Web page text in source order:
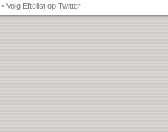
• Volg Eftelist op Twitter